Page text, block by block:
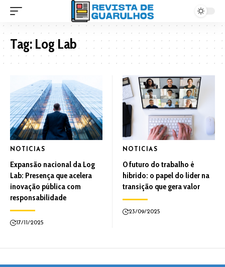
Tag:Log Lab
NOTICIAS
Expansão nacional da Log
Lab: Presença que acelera
inovação pública com
responsabilidade
17/11/2025
NOTICIAS
O futuro do trabalho é
híbrido: o papel do líder na
transição que gera valor
23/09/2025